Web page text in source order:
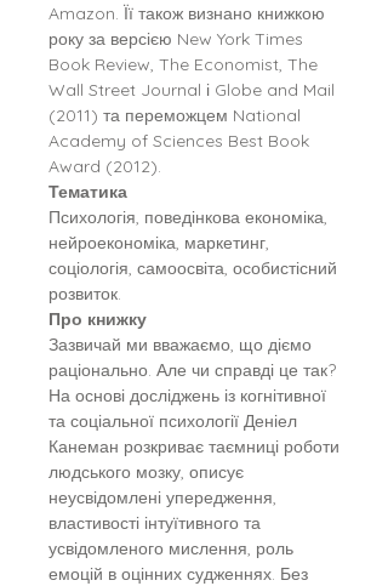
Amazon. Її також визнано книжкою
року за версією New York Times
Book Review, The Economist, The
Wall Street Journal і Globe and Mail
(2011) та переможцем National
Academy of Sciences Best Book
Award (2012).
Тематика
Психологія, поведінкова економіка,
нейроекономіка, маркетинг,
соціологія, самоосвіта, особистісний
розвиток.
Про книжку
Зазвичай ми вважаємо, що діємо
раціонально. Але чи справді це так?
На основі досліджень із когнітивної
та соціальної психології Деніел
Канеман розкриває таємниці роботи
людського мозку, описує
неусвідомлені упередження,
властивості інтуїтивного та
усвідомленого мислення, роль
емоцій в оцінних судженнях. Без